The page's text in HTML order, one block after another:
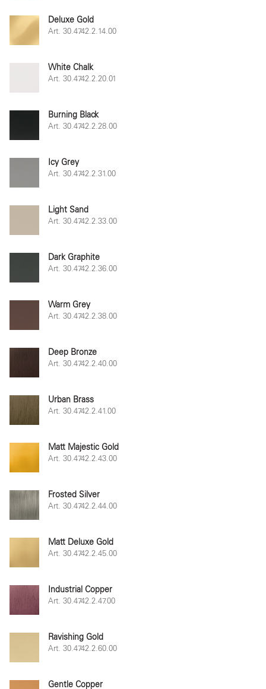
Deluxe Gold
Art. 30.4742.2.14.00
White Chalk
Art. 30.4742.2.20.01
Burning Black
Art. 30.4742.2.28.00
Icy Grey
Art. 30.4742.2.31.00
Light Sand
Art. 30.4742.2.33.00
Dark Graphite
Art. 30.4742.2.36.00
Warm Grey
Art. 30.4742.2.38.00
Deep Bronze
Art. 30.4742.2.40.00
Urban Brass
Art. 30.4742.2.41.00
Matt Majestic Gold
Art. 30.4742.2.43.00
Frosted Silver
Art. 30.4742.2.44.00
Matt Deluxe Gold
Art. 30.4742.2.45.00
Industrial Copper
Art. 30.4742.2.47.00
Ravishing Gold
Art. 30.4742.2.60.00
Gentle Copper